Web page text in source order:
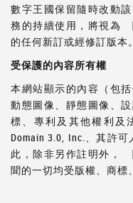
數字王國保留隨時改動
務的持續使用，將視為
的任何新訂或經修訂版本。
受保護的內容所有權
本網站顯示的內容（包
動態圖像、靜態圖像、
標、專利及其他權利及
Domain 3.0, Inc.、其許
此，除非另作註明外，
聞的一切均受版權、商標